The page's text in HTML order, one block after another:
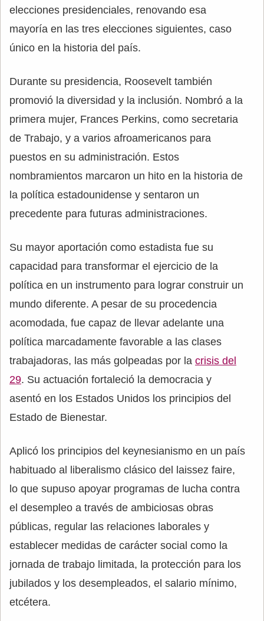
elecciones presidenciales, renovando esa
mayoría en las tres elecciones siguientes, caso
único en la historia del país.
Durante su presidencia, Roosevelt también
promovió la diversidad y la inclusión. Nombró a la
primera mujer, Frances Perkins, como secretaria
de Trabajo, y a varios afroamericanos para
puestos en su administración. Estos
nombramientos marcaron un hito en la historia de
la política estadounidense y sentaron un
precedente para futuras administraciones.
Su mayor aportación como estadista fue su
capacidad para transformar el ejercicio de la
política en un instrumento para lograr construir un
mundo diferente. A pesar de su procedencia
acomodada, fue capaz de llevar adelante una
política marcadamente favorable a las clases
trabajadoras, las más golpeadas por la crisis del
29. Su actuación fortaleció la democracia y
asentó en los Estados Unidos los principios del
Estado de Bienestar.
Aplicó los principios del keynesianismo en un país
habituado al liberalismo clásico del laissez faire,
lo que supuso apoyar programas de lucha contra
el desempleo a través de ambiciosas obras
públicas, regular las relaciones laborales y
establecer medidas de carácter social como la
jornada de trabajo limitada, la protección para los
jubilados y los desempleados, el salario mínimo,
etcétera.